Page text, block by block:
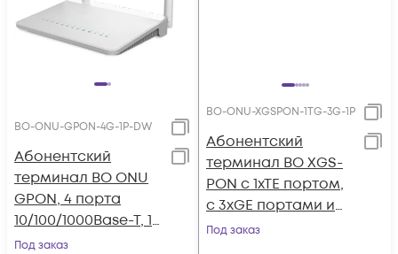
BO-ONU-GPON-4G-1P-DW
Абонентский
терминал BO ONU
GPON, 4 порта
10/100/1000Base-T, 1
порт POTS, WiFi 2.4/5
Под заказ
BO-ONU-XGSPON-1TG-3G-1P
Абонентский
терминал BO XGS-
PON с 1xTE портом,
с 3xGE портами и
1xPOTS портом,
Под заказ